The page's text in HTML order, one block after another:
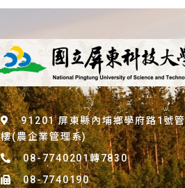
91201 屏東縣內埔鄉學府路1號
樓(農企業管理系)
08-7740201轉7830
08-7740190